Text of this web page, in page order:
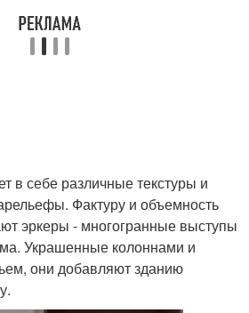
в себе различные текстуры и
Фактуру и объемность
эркеры - многогранные выступы
Украшенные колоннами и
они добавляют зданию